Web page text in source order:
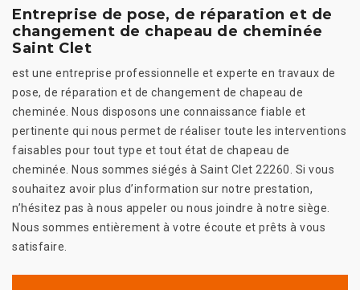
Entreprise de pose, de réparation et de
changement de chapeau de cheminée
Saint Clet
est une entreprise professionnelle et experte en travaux de
pose, de réparation et de changement de chapeau de
cheminée. Nous disposons une connaissance fiable et
pertinente qui nous permet de réaliser toute les interventions
faisables pour tout type et tout état de chapeau de
cheminée. Nous sommes siégés à Saint Clet 22260. Si vous
souhaitez avoir plus d’information sur notre prestation,
n’hésitez pas à nous appeler ou nous joindre à notre siège.
Nous sommes entièrement à votre écoute et prêts à vous
satisfaire.